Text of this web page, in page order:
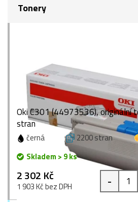
Tonery
Oki C301 (44973536), originální
stran
černá 2200 stran
Skladem > 9 ks
2 302 Kč
1 903 Kč bez DPH -